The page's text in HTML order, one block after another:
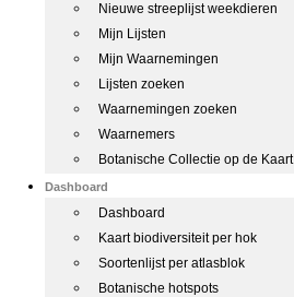
Nieuwe streeplijst weekdieren
Mijn Lijsten
Mijn Waarnemingen
Lijsten zoeken
Waarnemingen zoeken
Waarnemers
Botanische Collectie op de Kaart
Dashboard
Dashboard
Kaart biodiversiteit per hok
Soortenlijst per atlasblok
Botanische hotspots